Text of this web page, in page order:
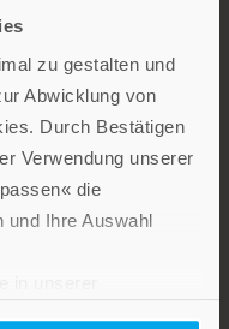
zu gestalten und
Abwicklung von
Durch Bestätigen
Verwendung unserer
die
und Ihre Auswahl
Religion und